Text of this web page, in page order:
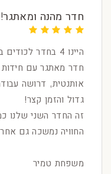
חדר מהנה ומאתגר!
היינו 4 בחדר לכודים בזמן, יצאנו בדקה ה-99!
חדר מאתגר עם חידות
אותנטית, דרושה
גדול והזמן קצר!
זה החדר השני שלנו
החוויה נמשכה גם
משפחת טמיר